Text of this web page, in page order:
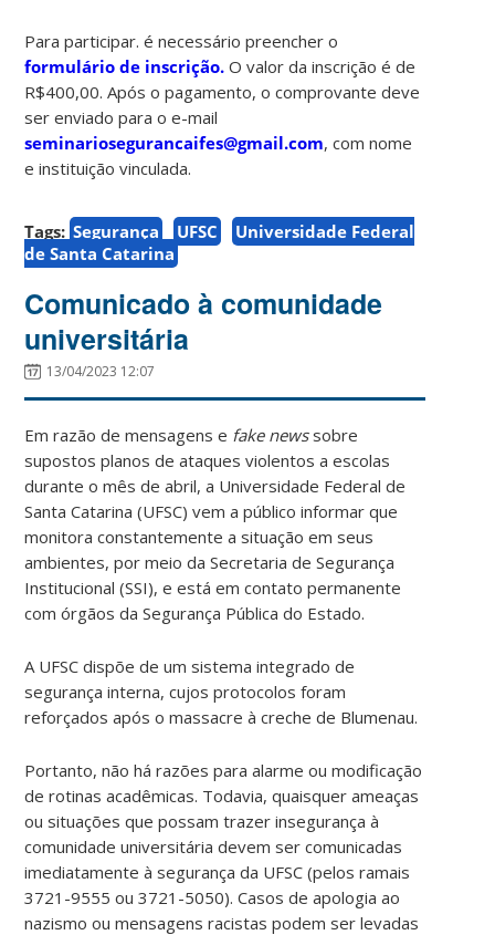
Para participar. é necessário preencher o
formulário de inscrição. O valor da inscrição é de
R$400,00. Após o pagamento, o comprovante deve
ser enviado para o e-mail
seminariosegurancaifes@gmail.com, com nome
e instituição vinculada.
Tags: Segurança UFSC
Universidade Federal
de Santa Catarina
Comunicado à comunidade
universitária
13/04/2023 12:07
Em razão de mensagens e fake newssobre
supostos planos de ataques violentos a escolas
durante o mês de abril, a Universidade Federal de
Santa Catarina (UFSC) vem a público informar que
monitora constantemente a situação em seus
ambientes, por meio da Secretaria de Segurança
Institucional (SSI), e está em contato permanente
com órgãos da Segurança Pública do Estado.
A UFSC dispõe de um sistema integrado de
segurança interna, cujos protocolos foram
reforçados após o massacre à creche de Blumenau.
Portanto, não há razões para alarme ou modificação
de rotinas acadêmicas. Todavia, quaisquer ameaças
ou situações que possam trazer insegurança à
comunidade universitária devem ser comunicadas
imediatamente à segurança da UFSC (pelos ramais
3721-9555 ou 3721-5050). Casos de apologia ao
nazismo ou mensagens racistas podem ser levadas